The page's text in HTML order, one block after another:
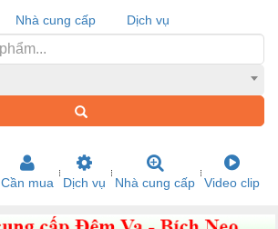
Nhà cung cấp Dịch vụ
Cần mua Dịch vụ Nhà cung cấp Video clip